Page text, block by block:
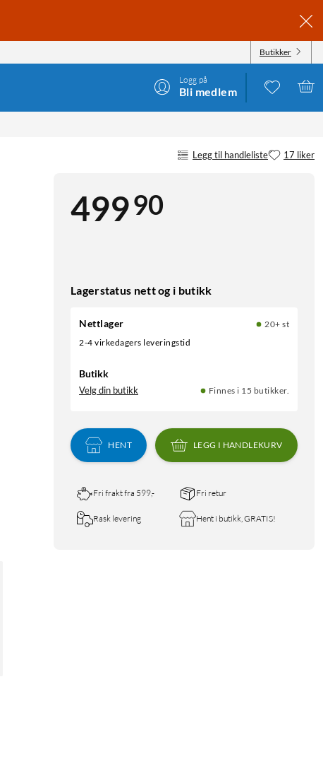
Butikker
Logg på
Bli medlem
Legg til handleliste 17 liker
49990
Lagerstatus nett og i butikk
Nettlager
20+ st
2-4 virkedagers leveringstid
Butikk
Velg din butikk Finnes i 15 butikker.
HENT LEGG I HANDLEKURV
Fri frakt fra 599,- Fri retur
Rask levering Hent i butikk, GRATIS!